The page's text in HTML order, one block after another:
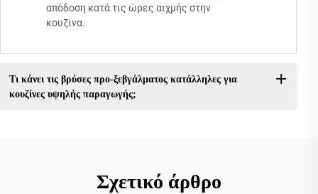
απόδοση κατά τις ώρες αιχμής στην
κουζίνα.
Τι κάνει τις βρύσες προ-ξεβγάλματος κατάλληλες για
κουζίνες υψηλής παραγωγής;
Σχετικό άρθρο